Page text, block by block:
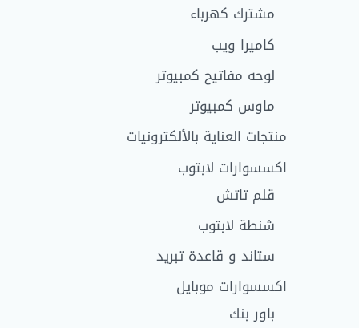
مشترك كهرباء
كاميرا ويب
لوحه مفاتيح كمبيوتر
ماوس كمبيوتر
منتجات العناية بالألكترونيات
اكسسوارات لابتوب
قلم تاتش
شنطة لابتوب
ستاند و قاعدة تبريد
اكسسوارات موبايل
باور بنك